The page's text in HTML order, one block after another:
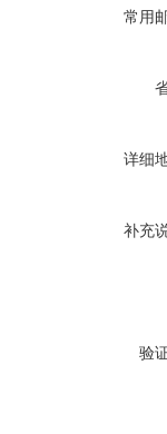
常用
详细
补充
验